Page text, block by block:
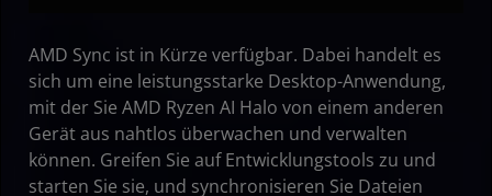
AMD Sync ist in Kürze verfügbar. Dabei handelt es
sich um eine leistungsstarke Desktop-Anwendung,
mit der Sie AMD Ryzen AI Halo von einem anderen
Gerät aus nahtlos überwachen und verwalten
können. Greifen Sie auf Entwicklungstools zu und
starten Sie sie, und synchronisieren Sie Dateien